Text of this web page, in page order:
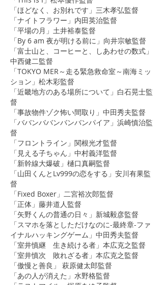
「ほどなく、お別れです」三木孝弘監督
「ナイトフラワー」内田英治監督
「平場の月」土井裕泰監督
「By 6 am 夜が明ける前に」向井宗敏監督
「富士山と、コーヒーと、しあわせの数式」
中西健二監督
「TOKYO MER～走る緊急救命室～南海ミッ
ション」 松木彩監督
「近畿地方のある場所について」白石晃士監
督
「事故物件ゾク怖い間取り」中田秀夫監督
「ババンババンバンバンパイア」浜崎慎治監
督
「フロントライン」関根光才監督
​「見える子ちゃん」中村義洋監督
「新幹線大爆破」樋口真嗣監督
「山田くんとLv999の恋をする」安川有果監
督
​「Fixed Boxer」二宮裕次郎監督
「正体」藤井道人監督
「矢野くんの普通の日々」新城毅彦監督
「スマホを落としただけなのに-最終章-ファ
イナルハッキングゲーム」中田秀夫監督
「室井慎継 生き続ける者」本広克之監督
「室井慎次 敗れざる者」本広克之監督
「傲慢と善良」 萩原健太郎監督
「あの人が消えた」水野格監督